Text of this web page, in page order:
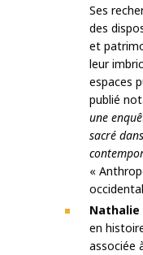
Ses
des
et
leur
espaces
publié
une
sacré
«
Nathalie
en
associée